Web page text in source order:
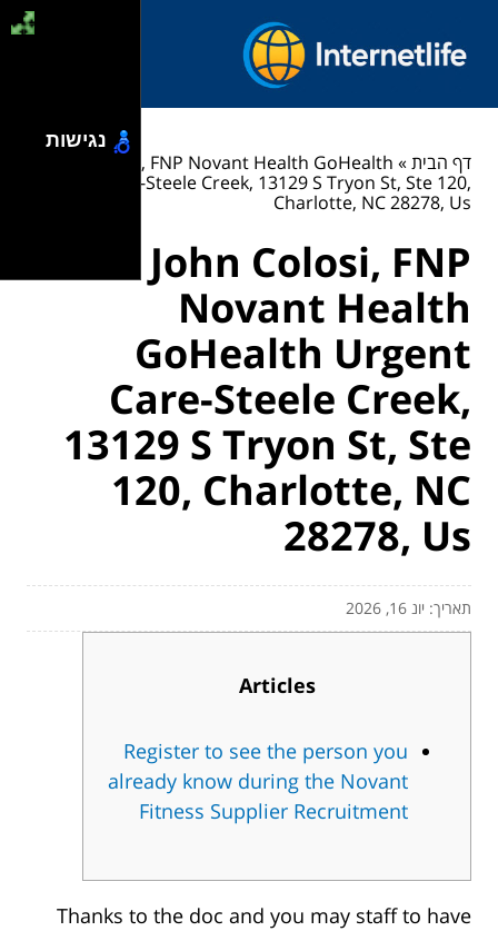
דף הבית»
John Colosi, FNP Novant Health GoHealth
Urgent Care-Steele Creek, 13129 S Tryon St, Ste 120,
Charlotte, NC 28278, Us
John Colosi, FNP
Novant Health
GoHealth Urgent
Care-Steele Creek,
13129 S Tryon St, Ste
120, Charlotte, NC
28278, Us
תאריך: יונ 16, 2026
Articles
Register to see the person you
already know during the Novant
Fitness Supplier Recruitment
Thanks to the doc and you may staff to have
נגישות